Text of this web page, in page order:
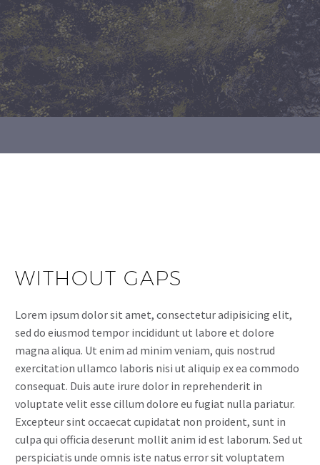
WITHOUT GAPS
Lorem ipsum dolor sit amet, consectetur adipisicing elit,
sed do eiusmod tempor incididunt ut labore et dolore
magna aliqua. Ut enim ad minim veniam, quis nostrud
exercitation ullamco laboris nisi ut aliquip ex ea commodo
consequat. Duis aute irure dolor in reprehenderit in
voluptate velit esse cillum dolore eu fugiat nulla pariatur.
Excepteur sint occaecat cupidatat non proident, sunt in
culpa qui officia deserunt mollit anim id est laborum. Sed ut
perspiciatis unde omnis iste natus error sit voluptatem